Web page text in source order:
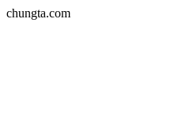
chungta.com